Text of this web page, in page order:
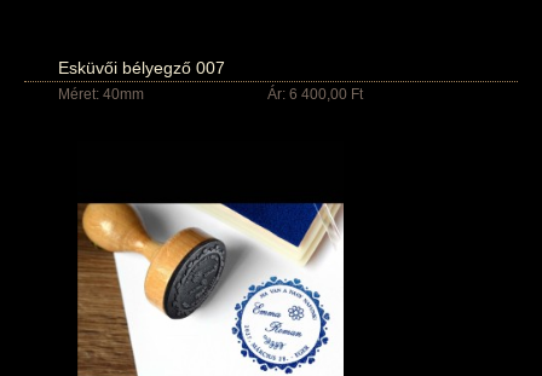
Esküvői bélyegző 007
Méret: 40mm Ár: 6 400,00 Ft